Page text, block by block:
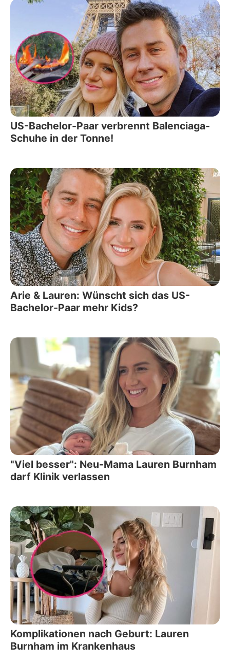
US-Bachelor-Paar verbrennt Balenciaga-
Schuhe in der Tonne!
Arie & Lauren: Wünscht sich das US-
Bachelor-Paar mehr Kids?
"Viel besser": Neu-Mama Lauren Burnham
darf Klinik verlassen
Komplikationen nach Geburt: Lauren
Burnham im Krankenhaus